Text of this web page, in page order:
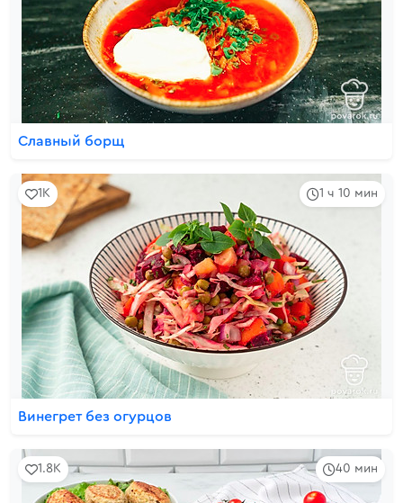
Славный борщ
1 ч 10 мин
1K
Винегрет без огурцов
40 мин
1.8K